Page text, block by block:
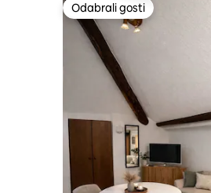
Odabrali gosti
Odabrali gosti